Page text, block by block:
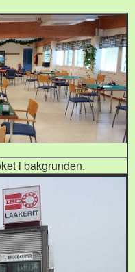
i bakgrunden.